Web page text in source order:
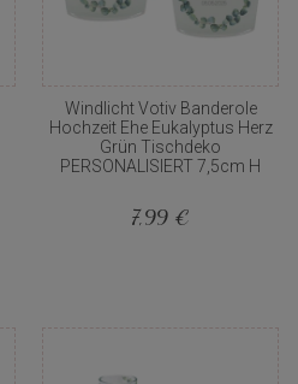
Windlicht Votiv Banderole
Hochzeit Ehe Eukalyptus Herz
Grün Tischdeko
PERSONALISIERT 7,5cm H
7,99 €